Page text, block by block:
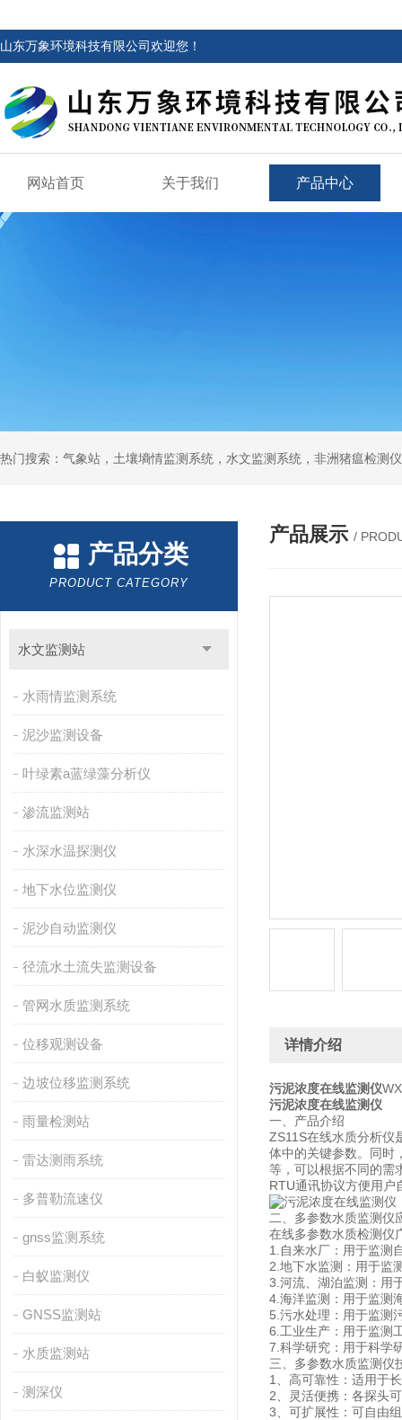
山东万象环境科技有限公司欢迎您！
网站首页 关于我们 产品中心
热门搜索：气象站，土壤墒情监测系统，水文监测系统，非洲猪瘟检测
产品分类
PRODUCT CATEGORY
水文监测站
水雨情监测系统
泥沙监测设备
叶绿素a蓝绿藻分析仪
渗流监测站
水深水温探测仪
地下水位监测仪
泥沙自动监测仪
径流水土流失监测设备
管网水质监测系统
位移观测设备
边坡位移监测系统
雨量检测站
雷达测雨系统
多普勒流速仪
gnss监测系统
白蚁监测仪
GNSS监测站
水质监测站
测深仪
产品展示 /
详情介绍
污泥浓度在线监测仪
污泥浓度在线监测仪
一、产品介绍
ZS11S在线水质分析仪
体中的关键参数。同时
等，可以根据不同的需
RTU通讯协议方便用户
二、多参数水质监测仪
在线多参数水质检测仪
1.自来水厂：用于监测
2.地下水监测：用于监
3.河流、湖泊监测：用
4.海洋监测：用于监测
5.污水处理：用于监测
6.工业生产：用于监测
7.科学研究：用于科学
三、多参数水质监测仪
1、高可靠性：适用于
2、灵活便携：各探头
3、可扩展性：可自由